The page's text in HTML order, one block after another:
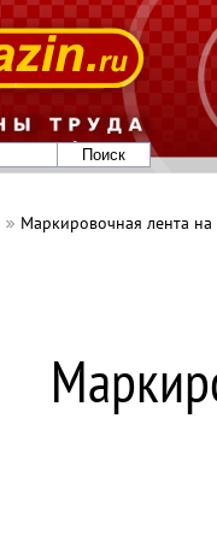
Маркировочная лента